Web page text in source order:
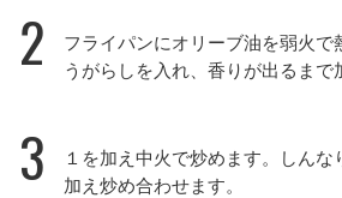
2
フライパンにオリーブ油を弱火で
うがらしを入れ、香りが出るまで
3
１を加え中火で炒めます。しん
加え炒め合わせます。